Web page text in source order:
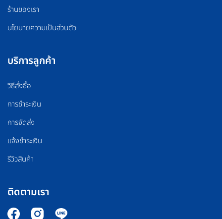
ร้านของเรา
นโยบายความเป็นส่วนตัว
บริการลูกค้า
วิธีสั่งซื้อ
การชำระเงิน
การจัดส่ง
แจ้งชำระเงิน
รีวิวสินค้า
ติดตามเรา